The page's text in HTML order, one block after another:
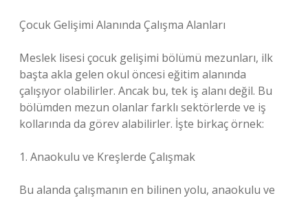
Çocuk Gelişimi Alanında Çalışma Alanları
Meslek lisesi çocuk gelişimi bölümü mezunları, ilk
başta akla gelen okul öncesi eğitim alanında
çalışıyor olabilirler. Ancak bu, tek iş alanı değil. Bu
bölümden mezun olanlar farklı sektörlerde ve iş
kollarında da görev alabilirler. İşte birkaç örnek:
1. Anaokulu ve Kreşlerde Çalışmak
Bu alanda çalışmanın en bilinen yolu, anaokulu ve